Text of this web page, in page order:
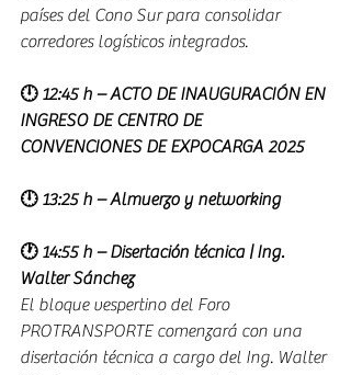
países del Cono Sur para consolidar
corredores logísticos integrados.
🕛 12:45 h – ACTO DE INAUGURACIÓN EN
INGRESO DE CENTRO DE
CONVENCIONES DE EXPOCARGA 2025
🕛 13:25 h – Almuerzo y networking
🕐 14:55 h – Disertación técnica | Ing.
Walter Sánchez
El bloque vespertino del Foro
PROTRANSPORTE comenzará con una
disertación técnica a cargo del Ing. Walter